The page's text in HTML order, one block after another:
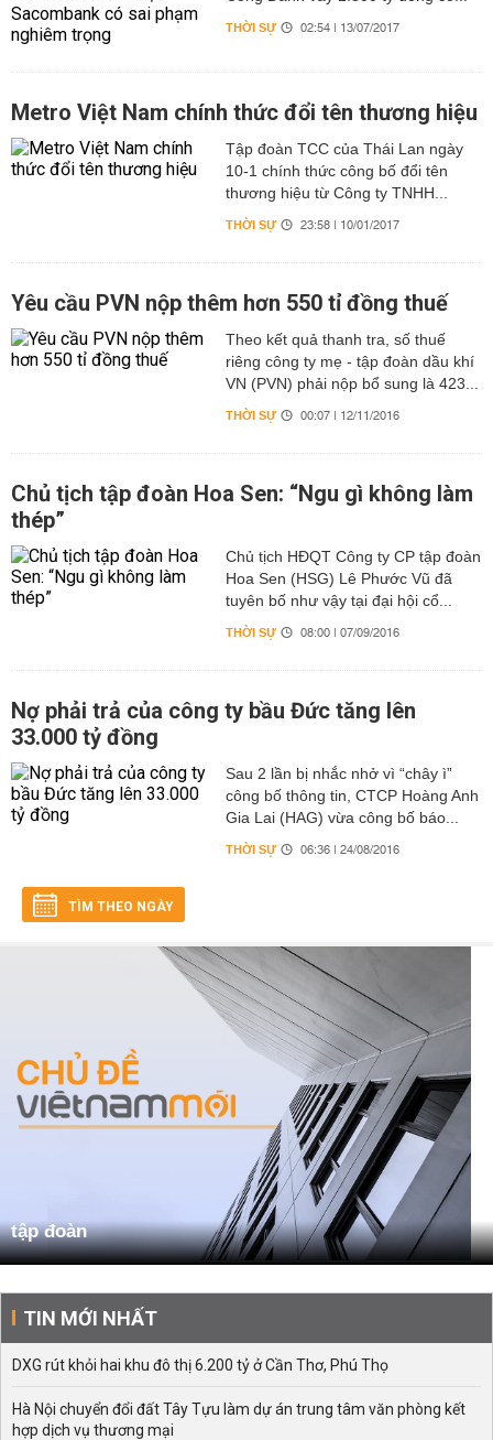
THỜI SỰ 02:54 | 13/07/2017
Metro Việt Nam chính thức đổi tên thương hiệu
Tập đoàn TCC của Thái Lan ngày
10-1 chính thức công bố đổi tên
thương hiệu từ Công ty TNHH...
THỜI SỰ 23:58 | 10/01/2017
Yêu cầu PVN nộp thêm hơn 550 tỉ đồng thuế
Theo kết quả thanh tra, số thuế
riêng công ty mẹ - tập đoàn dầu khí
VN (PVN) phải nộp bổ sung là 423...
THỜI SỰ 00:07 | 12/11/2016
Chủ tịch tập đoàn Hoa Sen: “Ngu gì không làm
thép”
Chủ tịch HĐQT Công ty CP tập đoàn
Hoa Sen (HSG) Lê Phước Vũ đã
tuyên bố như vậy tại đại hội cổ...
THỜI SỰ 08:00 | 07/09/2016
Nợ phải trả của công ty bầu Đức tăng lên
33.000 tỷ đồng
Sau 2 lần bị nhắc nhở vì “chây ì”
công bố thông tin, CTCP Hoàng Anh
Gia Lai (HAG) vừa công bố báo...
THỜI SỰ 06:36 | 24/08/2016
TÌM THEO NGÀY
tập đoàn
TIN MỚI NHẤT
DXG rút khỏi hai khu đô thị 6.200 tỷ ở Cần Thơ, Phú Thọ
Hà Nội chuyển đổi đất Tây Tựu làm dự án trung tâm văn phòng kết
hợp dịch vụ thương mại